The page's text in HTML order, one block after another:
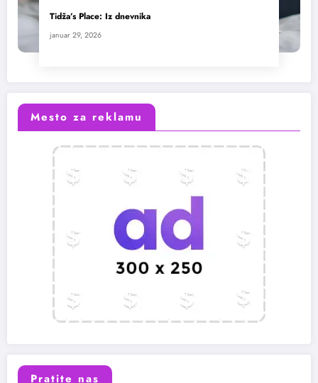
Tidža’s Place: Iz dnevnika
januar 29, 2026
Mesto za reklamu
Pratite nas